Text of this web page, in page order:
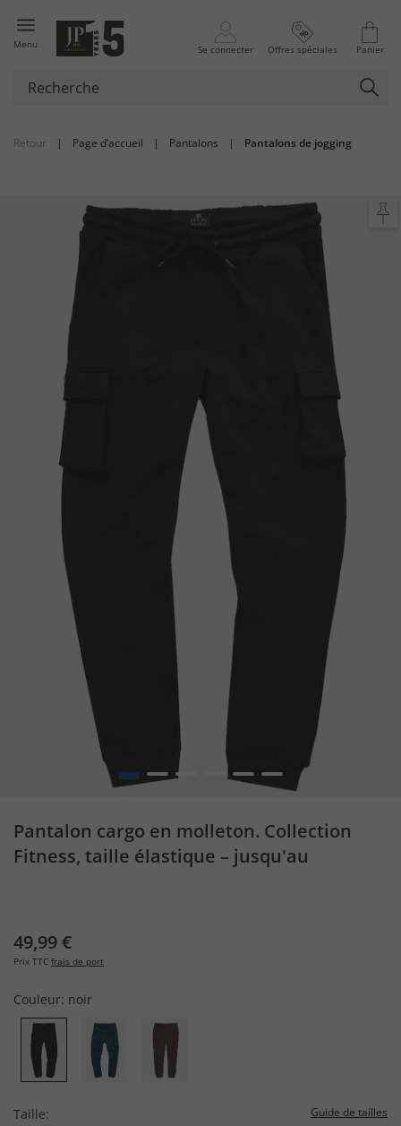
Menu Se connecter Offres spéciales Panier
Retour | Page d’accueil | Pantalons | Pantalons de jogging
1 2 5 6
Pantalon cargo en molleton. Collection
Fitness, taille élastique – jusqu'au
49,99 €
Prix TTC frais de port
Couleur: noir
Taille: Guide de tailles